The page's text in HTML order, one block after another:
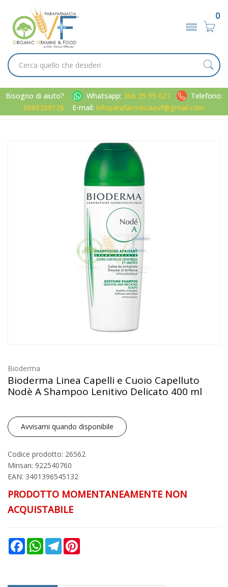
0
Bisogno di aiuto? Whatsapp: 366 35 95 627
Telefono:
0686209126
E-mail: infoparafarmaciaovf@gmail.com
Bioderma Linea Capelli e Cuoio Capelluto Nodè A Shampoo
Lenitivo Delicato 400 ml
Bioderma
Bioderma Linea Capelli e Cuoio Capelluto
Nodè A Shampoo Lenitivo Delicato 400 ml
Avvisami quando disponibile
Codice prodotto: 26562
Minsan: 922540760
EAN: 3401396545132
PRODOTTO MOMENTANEAMENTE NON
ACQUISTABILE
FacebookWhatsAppTelegram